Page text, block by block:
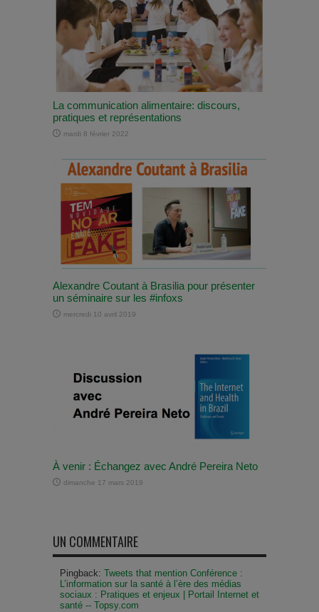
La communication alimentaire: discours,
pratiques et représentations
mardi 8 février 2022
Alexandre Coutant à Brasilia pour présenter
un séminaire sur les #infoxs
mercredi 10 avril 2019
À venir : Échangez avec André Pereira Neto
dimanche 17 mars 2019
UN COMMENTAIRE
Pingback: Tweets that mention Conférence :
L’information sur la santé à l’ère des médias
sociaux : Pratiques et enjeux | Portail Internet et
santé -- Topsy.com